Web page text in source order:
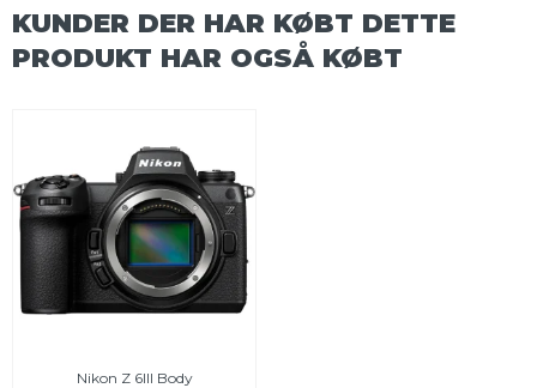
KUNDER DER HAR KØBT DETTE
PRODUKT HAR OGSÅ KØBT
Nikon Z 6III Body